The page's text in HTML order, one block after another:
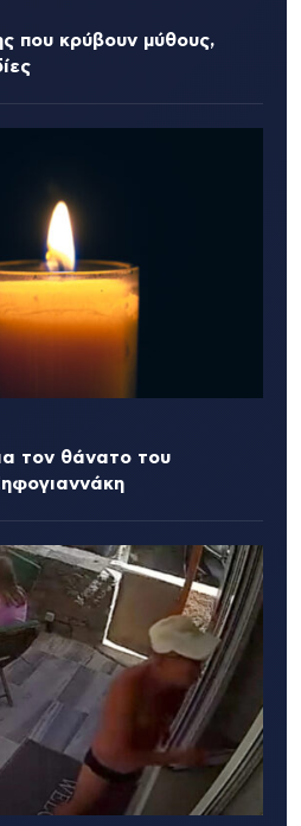
που κρύβουν μύθους,
τον θάνατο του